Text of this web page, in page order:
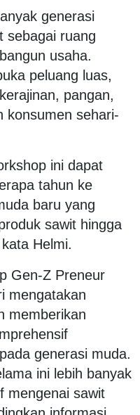
generasi
sebagai ruang
usaha.
peluang luas,
pangan,
konsumen sehari-
ini dapat
tahun ke
baru yang
sawit hingga
Helmi.
Gen-Z Preneur
mengatakan
memberikan
generasi muda.
ini lebih banyak
mengenai sawit